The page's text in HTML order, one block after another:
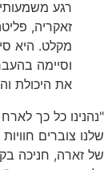
רגע
זאקריה,
מקלט. היא
וסיימה
את היכולת
"נהנינו כל כך
שלנו צוברים
של זארה, חניכה